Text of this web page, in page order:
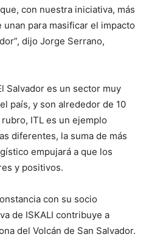
con nuestra iniciativa, más
para masificar el impacto
dijo Jorge Serrano,
Salvador es un sector muy
país, y son alrededor de 10
ITL es un ejemplo
diferentes, la suma de más
empujará a que los
y positivos.
con su socio
de ISKALI contribuye a
del Volcán de San Salvador.